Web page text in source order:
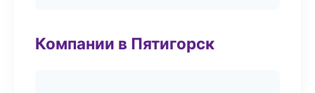
Компании в Пятигорск